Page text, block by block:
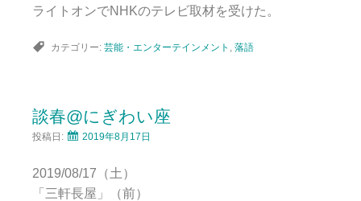
ライトオンでNHKのテレビ取材を受けた。
カテゴリー: 芸能・エンターテインメント 落語
談春@にぎわい座
投稿日: 2019年8月17日
2019/08/17（土）
「三軒長屋」（前）